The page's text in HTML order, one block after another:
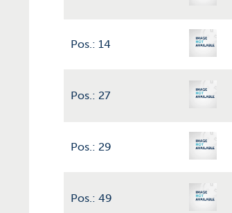
Pos.: 14
Pos.: 27
Pos.: 29
Pos.: 49